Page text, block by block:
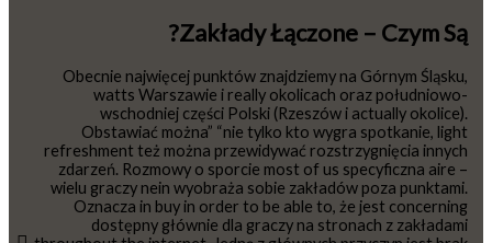
Zakłady Łączone – Czym Są?
Obecnie najwięcej punktów znajdziemy na Górnym Śląsku,
watts Warszawie i really okolicach oraz południowo-
wschodniej części Polski (Rzeszów i actually okolice).
Obstawiać można” “nie tylko kto wygra spotkanie, light
refreshment też można przewidywać rozstrzygnięcia innych
zdarzeń. Rozmowy o sporcie most of us specyficzna aire –
wielu graczy nein wyobraża sobie zakładów poza punktami.
Oznacza in buy in order to be able to, że jest concerning
dostępny głównie dla graczy na stronach z zakładami